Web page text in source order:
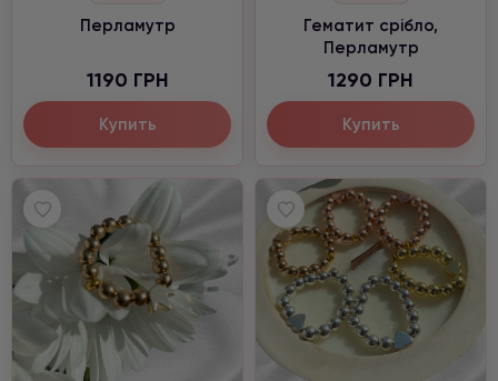
Перламутр
1190 ГРН
Купить
Гематит срібло,
Перламутр
1290 ГРН
Купить